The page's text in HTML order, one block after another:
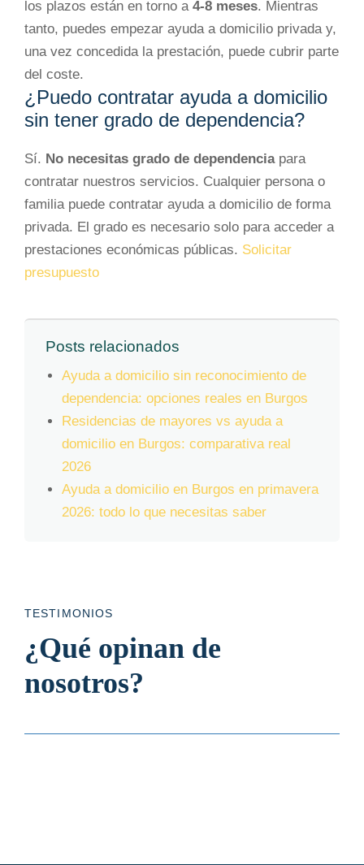
los plazos están en torno a 4-8 meses. Mientras
tanto, puedes empezar ayuda a domicilio privada y,
una vez concedida la prestación, puede cubrir parte
del coste.
¿Puedo contratar ayuda a domicilio
sin tener grado de dependencia?
Sí. No necesitas grado de dependenciapara
contratar nuestros servicios. Cualquier persona o
familia puede contratar ayuda a domicilio de forma
privada. El grado es necesario solo para acceder a
prestaciones económicas públicas. Solicitar
presupuesto
Posts relacionados
Ayuda a domicilio sin reconocimiento de
dependencia: opciones reales en Burgos
Residencias de mayores vs ayuda a
domicilio en Burgos: comparativa real
2026
Ayuda a domicilio en Burgos en primavera
2026: todo lo que necesitas saber
TESTIMONIOS
¿Qué opinan de
nosotros?